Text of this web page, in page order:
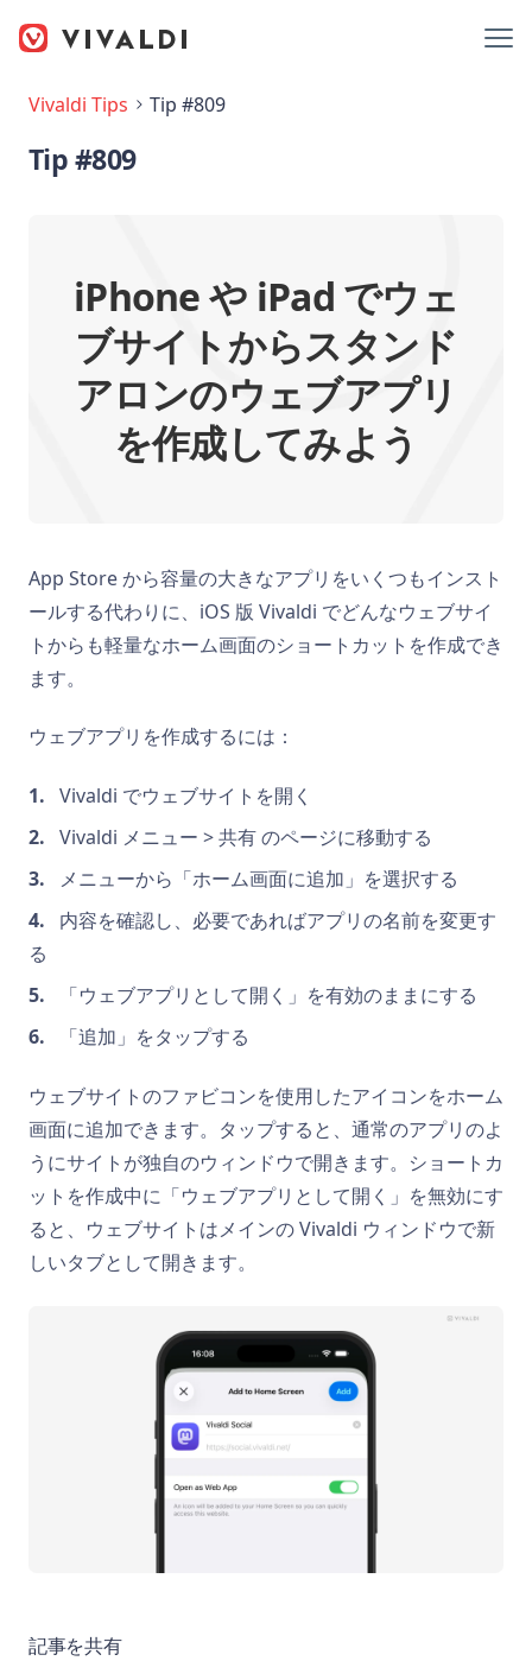
Vivaldi Tips Tip #809
Tip #809
iPhone や iPad でウェ
ブサイトからスタンド
アロンのウェブアプリ
を作成してみよう
App Store から容量の大きなアプリをいくつもインスト
ールする代わりに、iOS 版 Vivaldi でどんなウェブサイ
トからも軽量なホーム画面のショートカットを作成でき
ます。
ウェブアプリを作成するには：
Vivaldi でウェブサイトを開く
Vivaldi メニュー > 共有 のページに移動する
メニューから「ホーム画面に追加」を選択する
内容を確認し、必要であればアプリの名前を変更す
る
「ウェブアプリとして開く」を有効のままにする
「追加」をタップする
ウェブサイトのファビコンを使用したアイコンをホーム
画面に追加できます。タップすると、通常のアプリのよ
うにサイトが独自のウィンドウで開きます。ショートカ
ットを作成中に「ウェブアプリとして開く」を無効にす
ると、ウェブサイトはメインの Vivaldi ウィンドウで新
しいタブとして開きます。
記事を共有